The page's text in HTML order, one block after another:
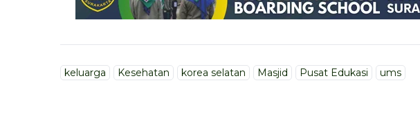
keluarga Kesehatan korea selatan Masjid Pusat Edukasi ums